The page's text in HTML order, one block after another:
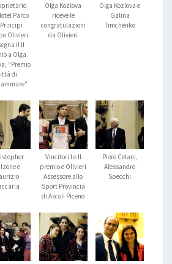
Parco
Olivieri
il II
a Olga
“Premio
di
Olga Kozlova
riceve le
congratulazioni
da Olivieri
Olga Kozlova e
Galina
Timchenko
e
Vincitori I e II
premio e Olivieri
Assessore allo
Sport Provincia
di Ascoli Piceno
Piero Celani,
Alessandro
Specchi